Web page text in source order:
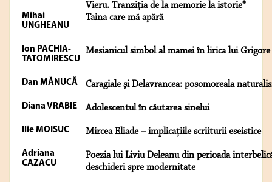
Vieru. Tranziţia de la memorie la istorie*
Mihai
UNGHEANU
Taina care mă apără
Ion PACHIA-
TATOMIRESCU
Mesianicul simbol al mamei în lirica lui
Dan MĂNUCĂ Caragiale şi Delavrancea: posomoreala
Diana VRABIE Adolescentul în căutarea sinelui
Ilie MOISUC Mircea Eliade – implicaţiile scriiturii eseistice
Adriana
CAZACU
Poezia lui Liviu Deleanu din perioada
deschideri spre modernitate